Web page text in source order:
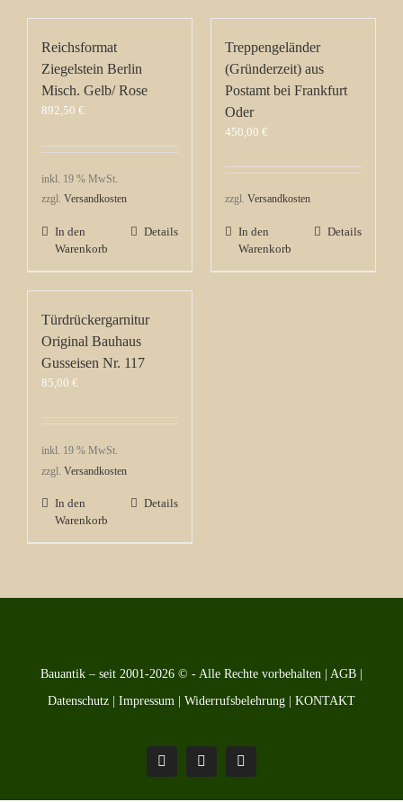
Reichsformat
Ziegelstein Berlin
Misch. Gelb/ Rose
892,50 €
inkl. 19 % MwSt.
zzgl. Versandkosten
In den
Warenkorb
Details
Treppengeländer
(Gründerzeit) aus
Postamt bei Frankfurt
Oder
450,00 €
zzgl. Versandkosten
In den
Warenkorb
Details
Türdrückergarnitur
Original Bauhaus
Gusseisen Nr. 117
85,00 €
inkl. 19 % MwSt.
zzgl. Versandkosten
In den
Warenkorb
Details
Bauantik – seit 2001-2026 © - Alle Rechte vorbehalten | AGB
Datenschutz
Impressum Widerrufsbelehrung KONTAKT
PinterestFacebookInstagram